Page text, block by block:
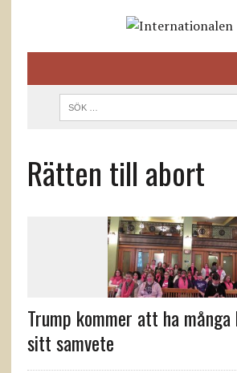
Rätten till abort
Trump kommer att ha
sitt samvete